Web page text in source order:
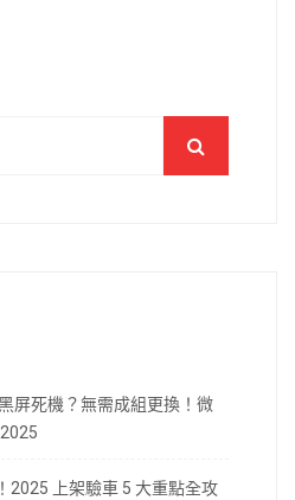
屏死機？無需成組更換！微
2025 上架驗車 5 大重點全攻